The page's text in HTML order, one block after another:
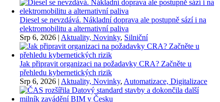
Diesel se nevzdává. Nákladní doprava ale postupně sází i na
elektromobilitu a alternativní paliva
Srp 6, 2026 | Aktuality, Novinky, Silniční
Jak připravit organizaci na požadavky CRA? Začněte u
přehledu kybernetických rizik
Srp 6, 2026 | Aktuality, Novinky, Automatizace, Digitalizace